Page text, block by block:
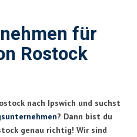
für
Rostock
nach Ipswich und suchst
? Dann bist du
genau richtig! Wir sind